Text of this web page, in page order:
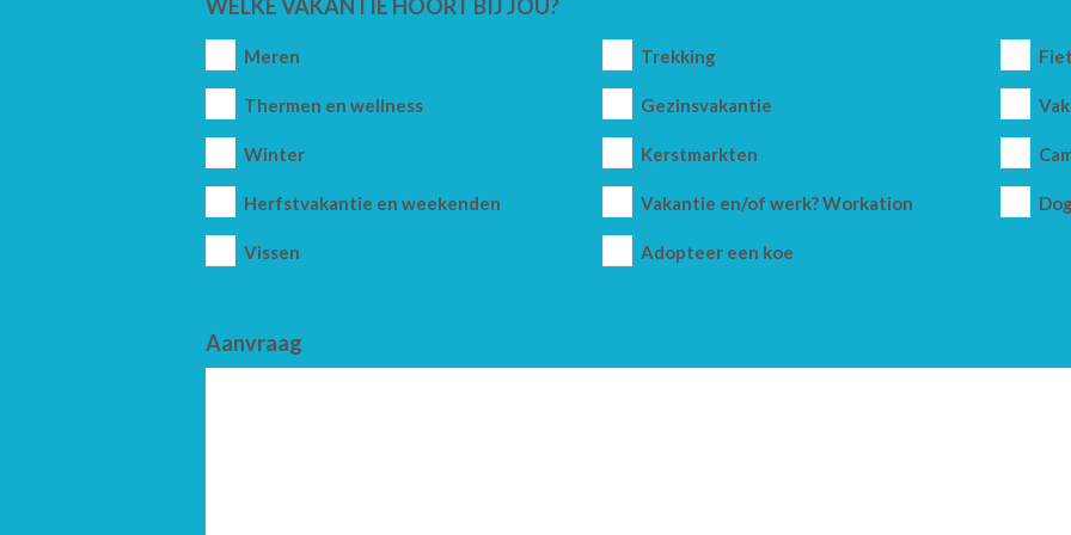
WELKE VAKANTIE HOORT BIJ JOU?
Meren Trekking
Thermen en wellness Gezinsvakantie
Winter Kerstmarkten
Herfstvakantie en weekenden Vakantie en/of werk? Workation
Vissen Adopteer een koe
Aanvraag